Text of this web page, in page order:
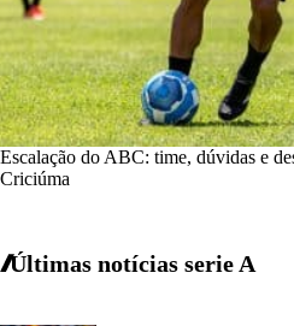
Escalação do ABC: time, dúvidas e
Criciúma
Últimas notícias serie A